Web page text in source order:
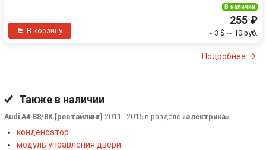
В корзину
В наличии
255 ₽
~ 3 $ ~ 10 руб.
Подробнее
Также в наличии
Audi A4 B8/8K [рестайлинг] 2011 - 2015 в разделе «электрика»
конденсатор
модуль управления двери